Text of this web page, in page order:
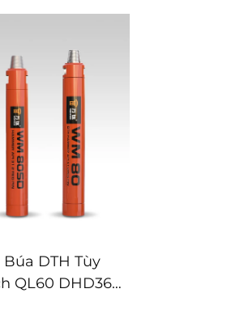
DTH Tùy
QL60 DHD360